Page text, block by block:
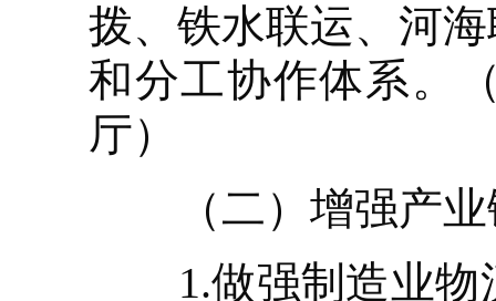
拨、铁水联运、河
和分工协作体系。
厅）
（二）增强产业
1.做强制造业物